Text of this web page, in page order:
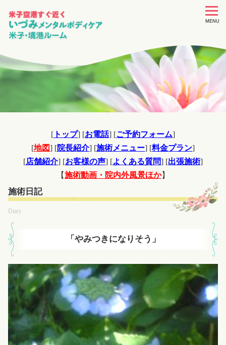
toggle
MENU
[ トップ] [お電話] [ご予約フォーム]
[地図] [院長紹介] [施術メニュー] [料金プラン]
[店舗紹介] [お客様の声] [よくある質問] [出張施術]
【施術動画・院内外風景ほか】
施術日記
Diary
「やみつきになりそう」